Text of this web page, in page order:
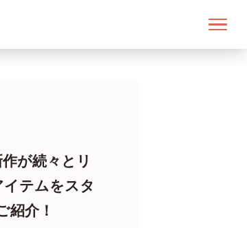
が続々とリ
テムをスタ
紹介！